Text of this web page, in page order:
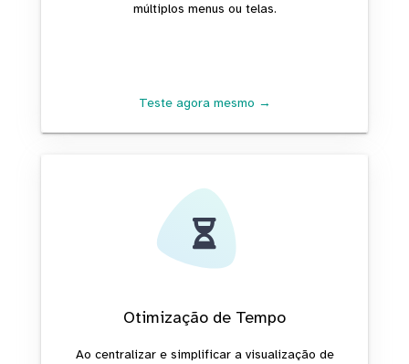
múltiplos menus ou telas.
Teste agora mesmo →
Otimização de Tempo
Ao centralizar e simplificar a visualização de